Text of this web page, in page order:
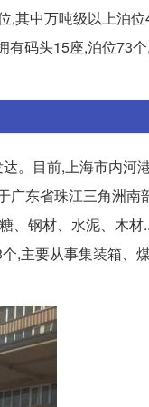
其中万吨级以上泊
码头15座,泊位73
。目前,上海市内河
东省珠江三角洲
钢材、水泥、木
,主要从事集装箱、